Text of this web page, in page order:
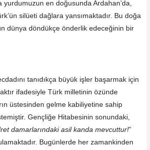
yurdumuzun en doğusunda Ardahan’da,
silüeti dağlara yansımaktadır. Bu doğa
dünya döndükçe önderlik edeceğinin bir
tanıdıkça büyük işler başarmak için
ifadesiyle Türk milletinin özünde
üstesinden gelme kabiliyetine sahip
Gençliğe Hitabesinin sonundaki,
damarlarındaki asil kanda mevcuttur!”
Bugünlerde her zamankinden